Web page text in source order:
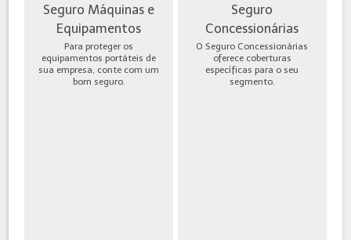
Seguro Máquinas e
Equipamentos
Para proteger os
equipamentos portáteis de
sua empresa, conte com um
bom seguro.
Seguro
Concessionárias
O Seguro Concessionárias
oferece coberturas
específicas para o seu
segmento.